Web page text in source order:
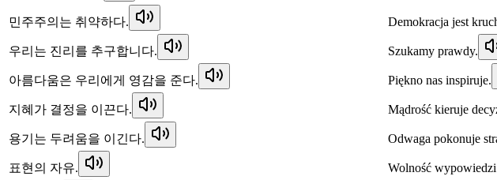
민주주의는 취약하다. Demokracja jest
우리는 진리를 추구합니다. Szukamy prawdy.
아름다움은 우리에게 영감을 준다. Piękno nas inspiruje.
지혜가 결정을 이끈다. Mądrość kieruje
용기는 두려움을 이긴다. Odwaga pokonuje
표현의 자유. Wolność